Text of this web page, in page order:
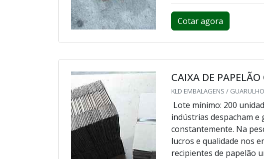
Cotar agora
CAIXA DE
KLD EMBALAGENS /
Lote mínimo: 200
indústrias despacham
constantemente. Na
lucros e qualidade nos
recipientes de papelão